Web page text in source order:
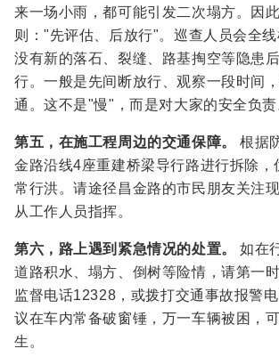
来一场小雨，都可能引发二次塌方。因
则："先评估、后放行"。巡查人员会全
没有新的落石、裂缝、路基掏空等隐患
行。一般是先间断放行、观察一段时间
通。这不是"慢"，而是对大家的安全负责
第五，在施工程周边的交通保障。
根据
金路沿线4座重建桥梁导行路进行拆除，
常行洪。请途径昌金路的市民朋友关注
从工作人员指挥。
第六，路上遇到紧急情况的处置。
如在
道路积水、塌方、倒树等险情，请第一
监督电话12328，或拨打交通事故报警
议在车内常备破窗锤，万一车辆被困，
生。